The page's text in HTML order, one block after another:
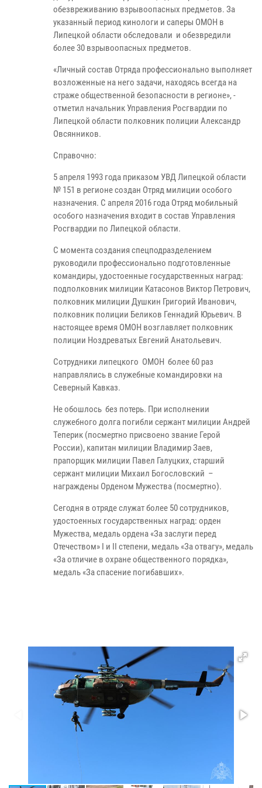
обезвреживанию взрывоопасных предметов. За
указанный период кинологи и саперы ОМОН в
Липецкой области обследовали и обезвредили
более 30 взрывоопасных предметов.
«Личный состав Отряда профессионально выполняет
возложенные на него задачи, находясь всегда на
страже общественной безопасности в регионе», -
отметил начальник Управления Росгвардии по
Липецкой области полковник полиции Александр
Овсянников.
Справочно:
5 апреля 1993 года приказом УВД Липецкой области
№ 151 в регионе создан Отряд милиции особого
назначения. С апреля 2016 года Отряд мобильный
особого назначения входит в состав Управления
Росгвардии по Липецкой области.
С момента создания спецподразделением
руководили профессионально подготовленные
командиры, удостоенные государственных наград:
подполковник милиции Катасонов Виктор Петрович,
полковник милиции Душкин Григорий Иванович,
полковник полиции Беликов Геннадий Юрьевич. В
настоящее время ОМОН возглавляет полковник
полиции Ноздреватых Евгений Анатольевич.
Сотрудники липецкого ОМОН более 60 раз
направлялись в служебные командировки на
Северный Кавказ.
Не обошлось без потерь. При исполнении
служебного долга погибли сержант милиции Андрей
Теперик (посмертно присвоено звание Герой
России), капитан милиции Владимир Заев,
прапорщик милиции Павел Галуцких, старший
сержант милиции Михаил Богословский –
награждены Орденом Мужества (посмертно).
Сегодня в отряде служат более 50 сотрудников,
удостоенных государственных наград: орден
Мужества, медаль ордена «За заслуги перед
Отечеством» I и II степени, медаль «За отвагу», медаль
«За отличие в охране общественного порядка»,
медаль «За спасение погибавших».